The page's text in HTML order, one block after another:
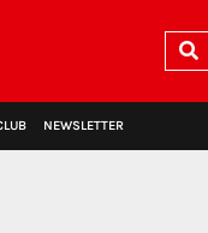
NEWSLETTER